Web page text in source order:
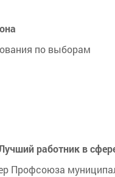
по выборам
работник в
Профсоюза